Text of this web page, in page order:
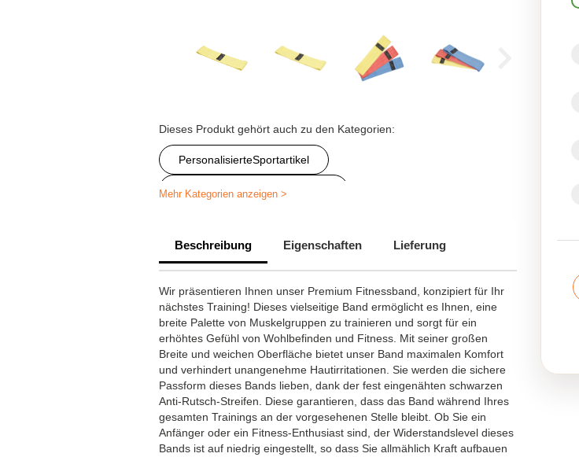
Dieses Produkt gehört auch zu den Kategorien:
PersonalisierteSportartikel
Personalisierte Sport-Gadgets
Mehr Kategorien anzeigen >
Beschreibung Eigenschaften Lieferung
Wir präsentieren Ihnen unser Premium Fitnessband, konzipiert für Ihr
nächstes Training! Dieses vielseitige Band ermöglicht es Ihnen, eine
breite Palette von Muskelgruppen zu trainieren und sorgt für ein
erhöhtes Gefühl von Wohlbefinden und Fitness. Mit seiner großen
Breite und weichen Oberfläche bietet unser Band maximalen Komfort
und verhindert unangenehme Hautirritationen. Sie werden die sichere
Passform dieses Bands lieben, dank der fest eingenähten schwarzen
Anti-Rutsch-Streifen. Diese garantieren, dass das Band während Ihres
gesamten Trainings an der vorgesehenen Stelle bleibt. Ob Sie ein
Anfänger oder ein Fitness-Enthusiast sind, der Widerstandslevel dieses
Bands ist auf niedrig eingestellt, so dass Sie allmählich Kraft aufbauen